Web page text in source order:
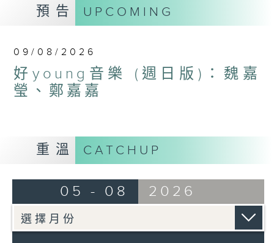
預告 UPCOMING
09/08/2026
好young音樂 (週日版)：魏嘉
瑩、鄭嘉嘉
重溫 CATCHUP
05 - 08 2026